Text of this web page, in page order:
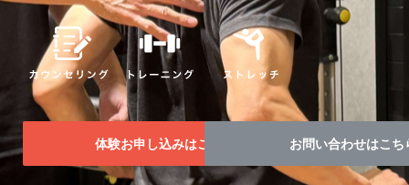
体験お申し込みはこちら！ お問い合わせはこち